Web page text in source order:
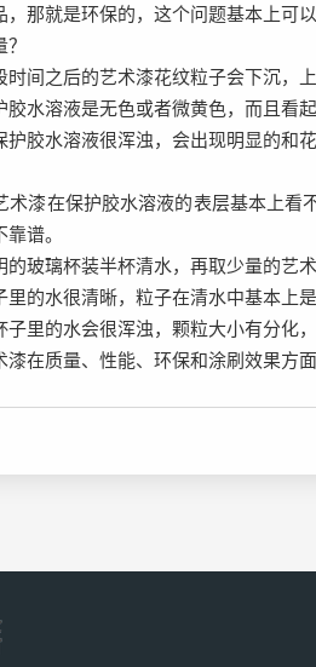
那就是环保的，这个问题基本上可
间之后的艺术漆花纹粒子会下沉，
水溶液是无色或者微黄色，而且看起
胶水溶液很浑浊，会出现明显的和
术漆在保护胶水溶液的表层基本上
谱。
玻璃杯装半杯清水，再取少量的艺
的水很清晰，粒子在清水中基本上
里的水会很浑浊，颗粒大小有分化
在质量、性能、环保和涂刷效果方